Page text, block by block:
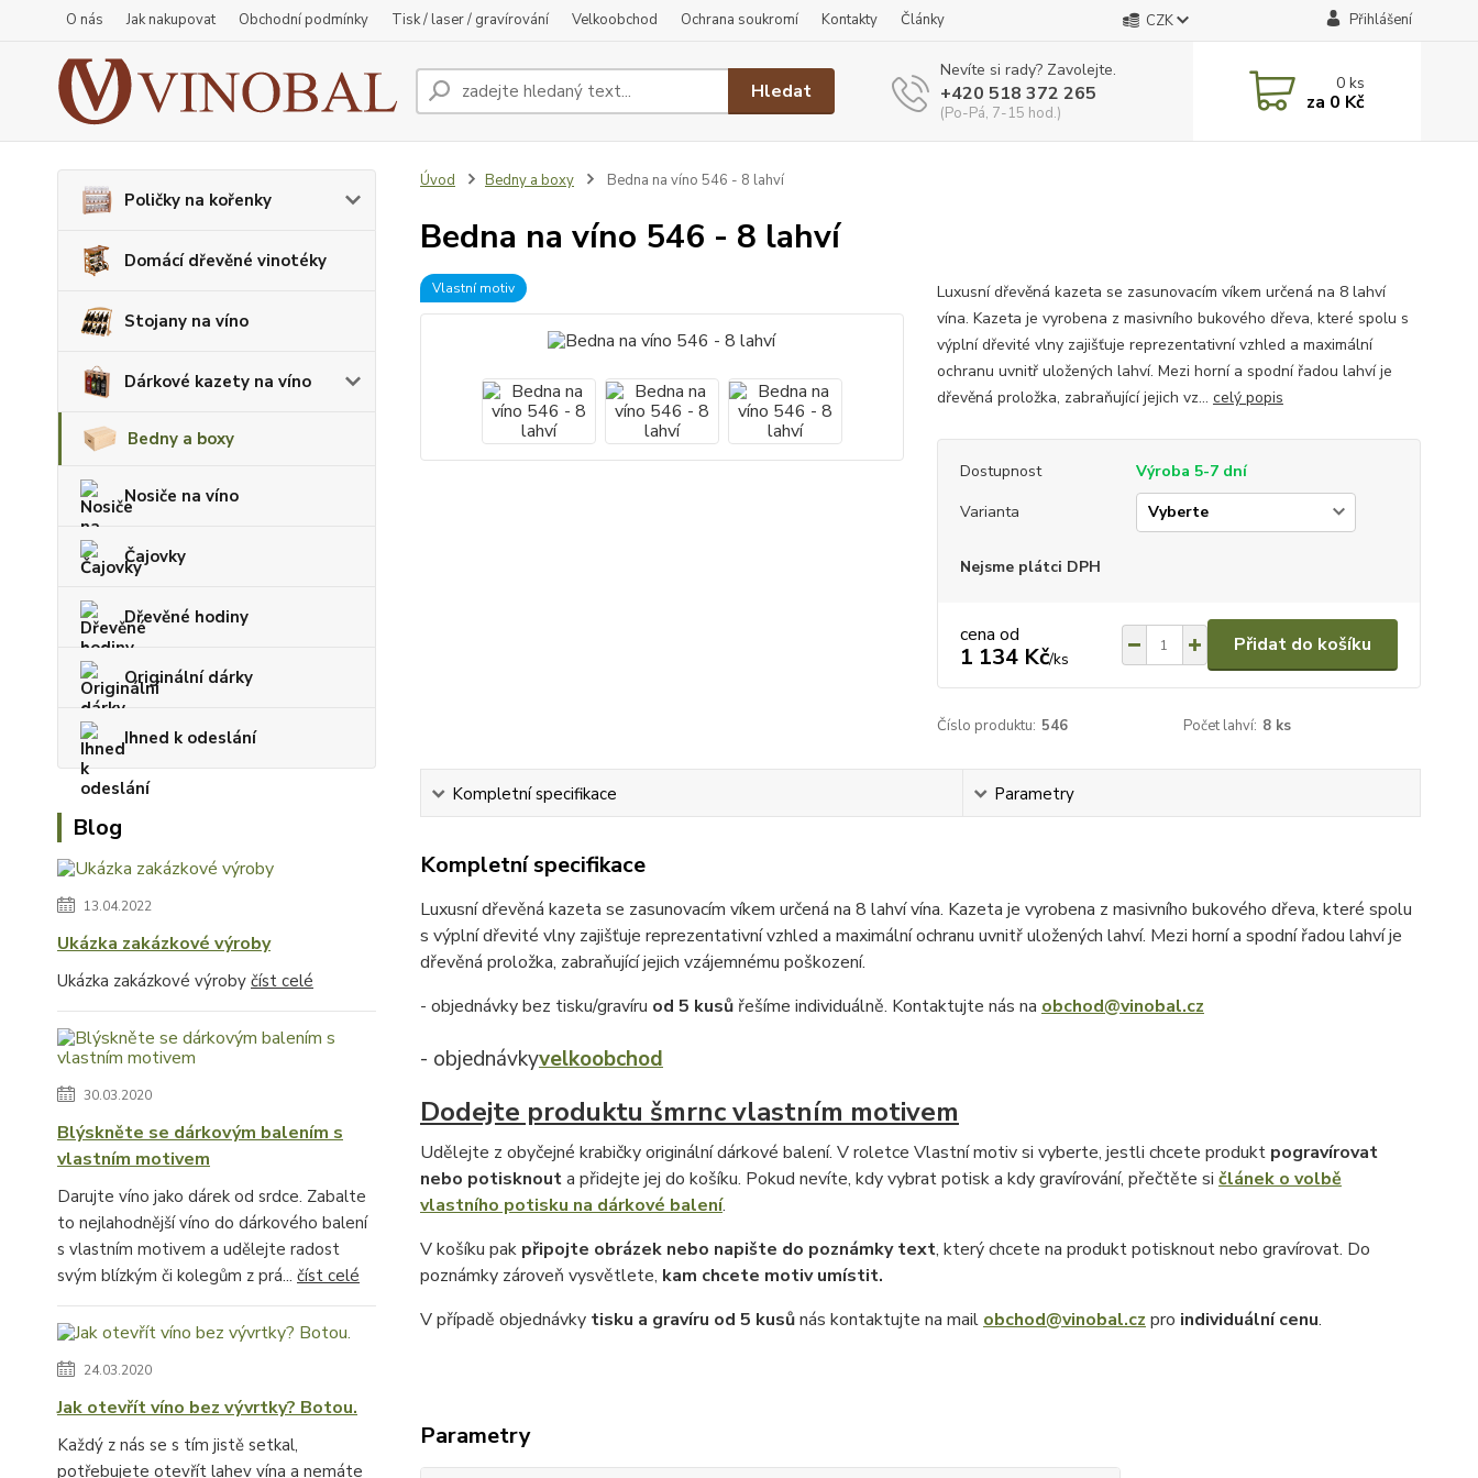
O nás Jak nakupovat Obchodní podmínky Tisk / laser / gravírování Velkoobchod Ochrana soukromí Kontakty Články CZK Přihlášení
Hledat
Nevíte si rady? Zavolejte.
+420 518 372 265
(Po-Pá, 7-15 hod.)
0ks
za 0 Kč
Poličky na kořenky
Domácí dřevěné vinotéky
Stojany na víno
Dárkové kazety na víno
Bedny a boxy
Nosiče na víno
Čajovky
Dřevěné hodiny
Originální dárky
Ihned k odeslání
Blog
13.04.2022
Ukázka zakázkové výroby
Ukázka zakázkové výroby číst celé
30.03.2020
Blýskněte se dárkovým balením s
vlastním motivem
Darujte víno jako dárek od srdce. Zabalte
to nejlahodnější víno do dárkového balení
s vlastním motivem a udělejte radost
svým blízkým či kolegům z prá... číst celé
24.03.2020
Jak otevřít víno bez vývrtky? Botou.
Každý z nás se s tím jistě setkal,
potřebujete otevřít lahev vína a nemáte
Úvod Bedny a boxy Bedna na víno 546 - 8 lahví
Bedna na víno 546 - 8 lahví
Vlastní motiv
Luxusní dřevěná kazeta se zasunovacím víkem určená na 8 lahví
vína. Kazeta je vyrobena z masivního bukového dřeva, které spolu s
výplní dřevité vlny zajišťuje reprezentativní vzhled a maximální
ochranu uvnitř uložených lahví. Mezi horní a spodní řadou lahví je
dřevěná proložka, zabraňující jejich vz... celý popis
Dostupnost
Výroba 5-7 dní
Varianta
Nejsme plátci DPH
cena od
1 134 Kč/ks
Přidat do košíku
Číslo produktu: 546 Počet lahví: 8 ks
Kompletní specifikace Parametry
Kompletní specifikace
Luxusní dřevěná kazeta se zasunovacím víkem určená na 8 lahví vína. Kazeta je vyrobena z masivního bukového dřeva, které spolu
s výplní dřevité vlny zajišťuje reprezentativní vzhled a maximální ochranu uvnitř uložených lahví. Mezi horní a spodní řadou lahví je
dřevěná proložka, zabraňující jejich vzájemnému poškození.
- objednávky bez tisku/gravíru od 5 kusůřešíme individuálně. Kontaktujte nás na obchod@vinobal.cz
- objednávkyvelkoobchod
Dodejte produktu šmrnc vlastním motivem
Udělejte z obyčejné krabičky originální dárkové balení. V roletce Vlastní motiv si vyberte, jestli chcete produkt pogravírovat
nebo potisknouta přidejte jej do košíku. Pokud nevíte, kdy vybrat potisk a kdy gravírování, přečtěte si článek o volbě
vlastního potisku na dárkové balení.
V košíku pak připojte obrázek nebo napište do poznámky text, který chcete na produkt potisknout nebo gravírovat. Do
poznámky zároveň vysvětlete, kam chcete motiv umístit.
V případě objednávky tisku a gravíru od 5 kusůnás kontaktujte na mail obchod@vinobal.cz pro individuální cenu.
Parametry